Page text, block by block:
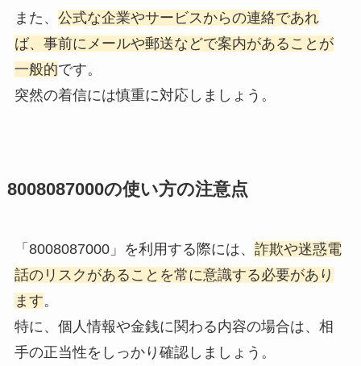
また、 公式な企業やサービスからの連絡であれ
ば、事前にメールや郵送などで案内があることが
一般的です。
突然の着信には慎重に対応しましょう。
8008087000の使い方の注意点
「8008087000」を利用する際には、 詐欺や迷惑電
話のリスクがあることを常に意識する必要があり
ます。
特に、個人情報や金銭に関わる内容の場合は、相
手の正当性をしっかり確認しましょう。